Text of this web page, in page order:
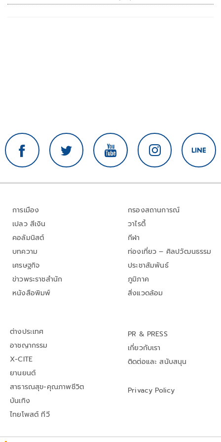
การเมือง
เปลว สีเงิน
คอลัมนิสต์
บทความ
เศรษฐกิจ
ข่าวพระราชสำนัก
หนังสือพิมพ์
กรองสถานการณ์
วาไรตี้
กีฬา
ท่องเที่ยว – ศิลปวัฒนธรรม
ประชาสัมพันธ์
ภูมิภาค
สิ่งแวดล้อม
ต่างประเทศ
อาชญากรรม
X-CITE
ยานยนต์
สาธารณสุข-คุณภาพชีวิต
บันเทิง
ไทยโพสต์ ทีวี
PR & PRESS
เกี่ยวกับเรา
ติดต่อและ สนับสนุน
Privacy Policy